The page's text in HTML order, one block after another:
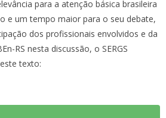
para a atenção básica brasileira
e um tempo maior para o seu debate,
dos profissionais envolvidos e da
RS nesta discussão, o SERGS
texto: